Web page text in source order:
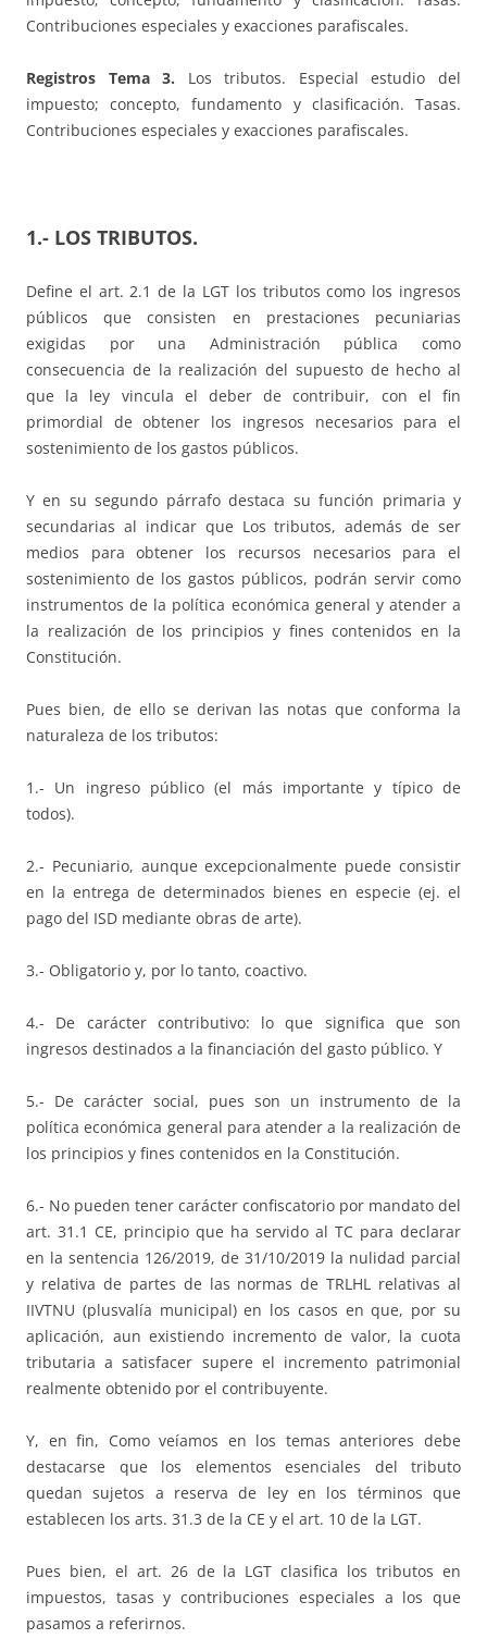
Contribuciones especiales y exacciones parafiscales.
Registros Tema 3. Los tributos. Especial estudio del
impuesto; concepto, fundamento y clasificación. Tasas.
Contribuciones especiales y exacciones parafiscales.
1.- LOS TRIBUTOS.
Define el art. 2.1 de la LGT los tributos como los ingresos
públicos que consisten en prestaciones pecuniarias
exigidas por una Administración pública como
consecuencia de la realización del supuesto de hecho al
que la ley vincula el deber de contribuir, con el fin
primordial de obtener los ingresos necesarios para el
sostenimiento de los gastos públicos.
Y en su segundo párrafo destaca su función primaria y
secundarias al indicar que Los tributos, además de ser
medios para obtener los recursos necesarios para el
sostenimiento de los gastos públicos, podrán servir como
instrumentos de la política económica general y atender a
la realización de los principios y fines contenidos en la
Constitución.
Pues bien, de ello se derivan las notas que conforma la
naturaleza de los tributos:
1.- Un ingreso público (el más importante y típico de
todos).
2.- Pecuniario, aunque excepcionalmente puede consistir
en la entrega de determinados bienes en especie (ej. el
pago del ISD mediante obras de arte).
3.- Obligatorio y, por lo tanto, coactivo.
4.- De carácter contributivo: lo que significa que son
ingresos destinados a la financiación del gasto público. Y
5.- De carácter social, pues son un instrumento de la
política económica general para atender a la realización de
los principios y fines contenidos en la Constitución.
6.- No pueden tener carácter confiscatorio por mandato del
art. 31.1 CE, principio que ha servido al TC para declarar
en la sentencia 126/2019, de 31/10/2019 la nulidad parcial
y relativa de partes de las normas de TRLHL relativas al
IIVTNU (plusvalía municipal) en los casos en que, por su
aplicación, aun existiendo incremento de valor, la cuota
tributaria a satisfacer supere el incremento patrimonial
realmente obtenido por el contribuyente.
Y, en fin, Como veíamos en los temas anteriores debe
destacarse que los elementos esenciales del tributo
quedan sujetos a reserva de ley en los términos que
establecen los arts. 31.3 de la CE y el art. 10 de la LGT.
Pues bien, el art. 26 de la LGT clasifica los tributos en
impuestos, tasas y contribuciones especiales a los que
pasamos a referirnos.